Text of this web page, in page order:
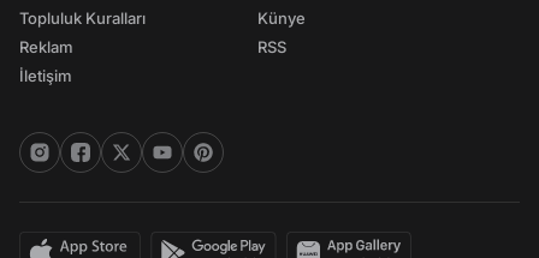
Topluluk Kuralları
Reklam
İletişim
Künye
RSS